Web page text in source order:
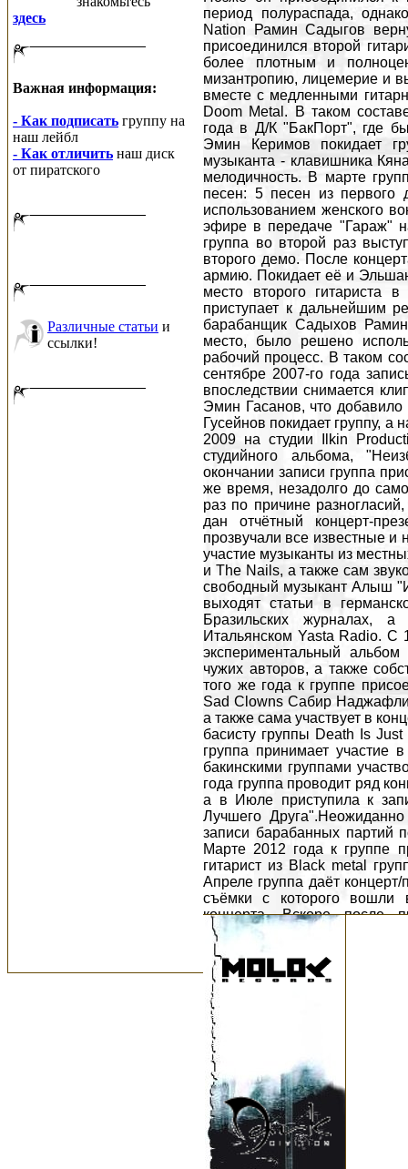
здесь
Важная информация:
- Как подписать группу на
наш лейбл
- Как отличить наш диск
от пиратского
Различные статьи и
ссылки!
период полураспада,
Nation Рамин Садыгов
присоединился второй
более плотным и
мизантропию, лицемерие и
вместе с медленными
Doom Metal. В таком
года в Д/К "БакПорт", где
Эмин Керимов покидает
музыканта - клавишника
мелодичность. В марте
песен: 5 песен из
использованием женского
эфире в передаче "Гараж"
группа во второй раз
второго демо. После
армию. Покидает её и
место второго гитариста
приступает к дальнейшим
барабанщик Садыхов
место, было решено
рабочий процесс. В таком
сентябре 2007-го года
впоследствии снимается
Эмин Гасанов, что
Гусейнов покидает группу,
2009 на студии Ilkin
студийного альбома,
окончании записи группа
же время, незадолго до
раз по причине
дан отчётный концерт-
прозвучали все известные и
участие музыканты из
и The Nails, а также сам
свободный музыкант Алыш
выходят статьи в
Бразильских журналах,
Итальянском Yasta Radio. С
экспериментальный
чужих авторов, а также
того же года к группе
Sad Clowns Сабир
а также сама участвует в
басисту группы Death Is
группа принимает участие
бакинскими группами
года группа проводит ряд
а в Июле приступила к
Лучшего
записи барабанных партий
Марте 2012 года к группе
гитарист из Black metal
Апреле группа даёт
съёмки с которого вошли
концерта. Вскоре после
клавишник Эмин Гасанов,
оставаясь с группой в
клавишник Кянан
благотворительный
костно-туберкулёзный
регулярно проводит, уже
которых, ппринимают
каверы на песни
мероприятий. В
"Акустическом Феврале"
несколько месяцев
место занимает
2013 года из группы по
становится квартетом,
Смертника".